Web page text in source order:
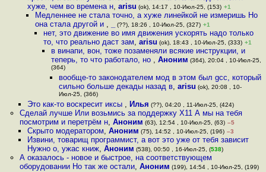
хуже, чем во времена н, arisu (ok), 14:17 , 10-Июл-25, (153) +1
Медленнее не стала точно, а хуже линейкой не измеришь Но
она стала другой и , (??), 18:26 , 10-Июл-25, (327) +1
нет, это движение во имя движения ускорять надо только
то, что реально даст зам, arisu (ok), 18:43 , 10-Июл-25, (333) +1
в винапи, вон, тоже позаменяли всякие инструкции, и
теперь, то что работало, но , Аноним (364), 20:04 , 10-Июл-25,
(364)
вообще-то законодателем мод в этом был gcc, который
сильно больше декады назад в,arisu (ok), 20:08 , 10-
Июл-25, (366)
Это как-то воскресит иксы , Илья (??), 04:20 , 11-Июл-25, (424)
Сделай лучше Или возьмись за поддержку Х11 А мы на тебя
посмотрим и перетрём н, Аноним (63), 12:54 , 10-Июл-25, (63) –5
Скрыто модератором, Аноним (75), 14:52 , 10-Июл-25, (196) –3
Извини, товарищ программист, а вот это уже от тебя зависит
Нужно о, ужас книж, Аноним (538), 00:50 , 16-Июл-25, (538)
А оказалось - новое и быстрое, на соответствующем
оборудовании Но так же остали, Аноним (199), 14:54 , 10-Июл-25, (199)